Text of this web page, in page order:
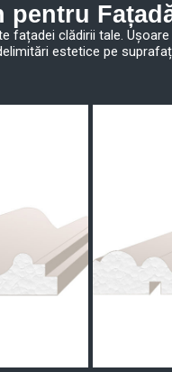
pentru
fațadei clădirii tale.
estetice pe